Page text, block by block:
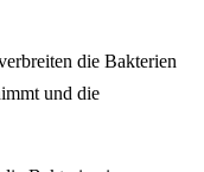
die Bakterien
und die